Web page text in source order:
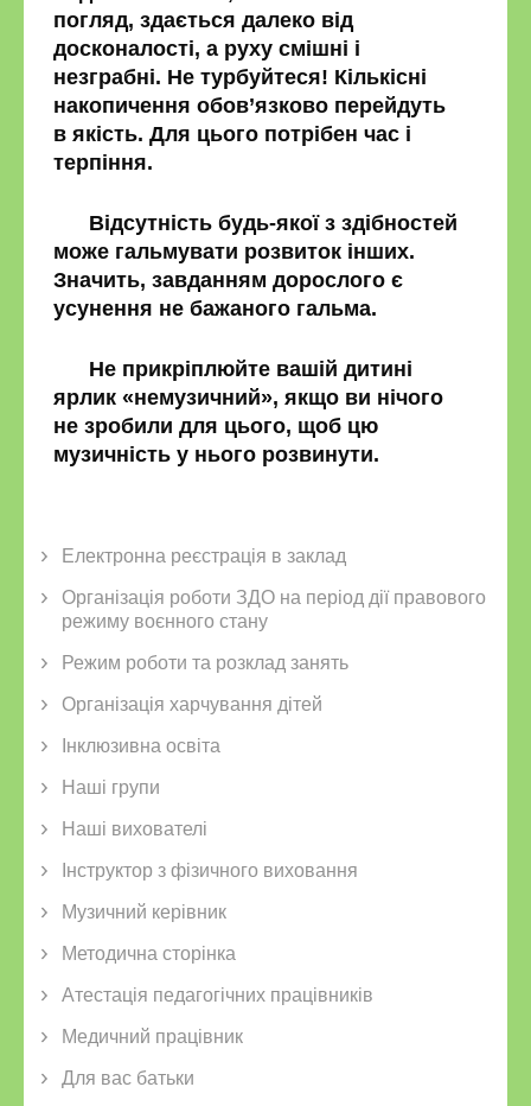
погляд, здається далеко від
досконалості, а руху смішні і
незграбні. Не турбуйтеся! Кількісні
накопичення обов’язково перейдуть
в якість. Для цього потрібен час і
терпіння.
Відсутність будь-якої з здібностей
може гальмувати розвиток інших.
Значить, завданням дорослого є
усунення не бажаного гальма.
Не прикріплюйте вашій дитині
ярлик «немузичний», якщо ви нічого
не зробили для цього, щоб цю
музичність у нього розвинути.
Електронна реєстрація в заклад
Організація роботи ЗДО на період дії правового
режиму воєнного стану
Режим роботи та розклад занять
Організація харчування дітей
Інклюзивна освіта
Наші групи
Наші вихователі
Інструктор з фізичного виховання
Музичний керівник
Методична сторінка
Атестація педагогічних працівників
Медичний працівник
Для вас батьки